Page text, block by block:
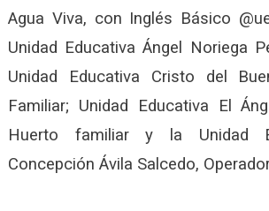
Agua Viva, con Inglés Básico
Unidad Educativa Ángel Noriega
Unidad Educativa Cristo del
Familiar; Unidad Educativa El
Huerto familiar y la Unidad
Concepción Ávila Salcedo,